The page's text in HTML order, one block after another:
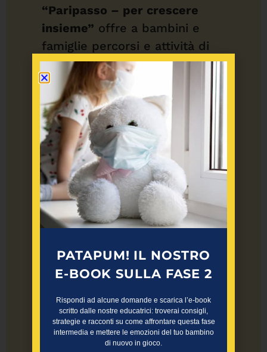
“Paripasso – per crescere
insieme” offre a bambini e
famiglie percorsi e attività di
cura, educazione ed inclusione,
attraverso un lavoro di
prossimità, accompagnamento
e aiuto concreto. Al centro del
progetto vi è la creazione di
cinqueHUB territoriali
dedicati all’infanzia, con un
focus specifico sui primi 1000
giorni di vita: luoghi accessibili
e accoglienti in grado di offrire
servizi integrati per bambini,
famiglie e l’intera comunità
educante. Ad oggi gli HUB attivi
si trovano a Desio (MB), Valle
Trompia (BS), Roma, Castel
PATAPUM! IL NOSTRO
E-BOOK SULLA FASE 2
Rispondi ad alcune domande e scarica l’e-book
scritto dalle nostre educatrici: troverai consigli,
strategie e racconti su come affrontare questa fase
intermedia e mettere le emozioni del tuo bambino
di nuovo in gioco.